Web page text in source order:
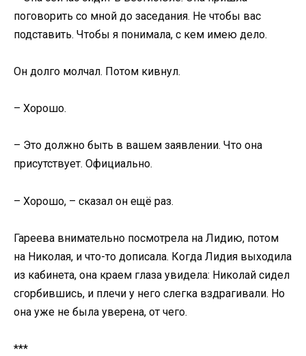
поговорить со мной до заседания. Не чтобы вас
подставить. Чтобы я понимала, с кем имею дело.
Он долго молчал. Потом кивнул.
– Хорошо.
– Это должно быть в вашем заявлении. Что она
присутствует. Официально.
– Хорошо, – сказал он ещё раз.
Гареева внимательно посмотрела на Лидию, потом
на Николая, и что-то дописала. Когда Лидия выходила
из кабинета, она краем глаза увидела: Николай сидел
сгорбившись, и плечи у него слегка вздрагивали. Но
она уже не была уверена, от чего.
***